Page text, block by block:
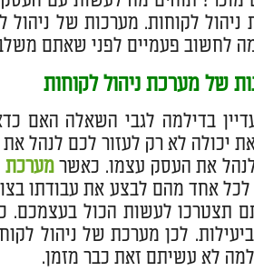
לקוחות. מערכות של ניהול
לחשוב פעמיים לפני שאתם
של מערכת ניהול לקוחות
בדילמה לגבי השאלה האם
יכולה לא רק לעזור לכם לנהל
את העסק עצמו. כאשר מערכת
לכל אחד מהם לבצע את עבודתו
תצטרכו לעשות הכול בעצמכם.
לכן מערכת של ניהול
לא עשיתם זאת כבר מזמן.